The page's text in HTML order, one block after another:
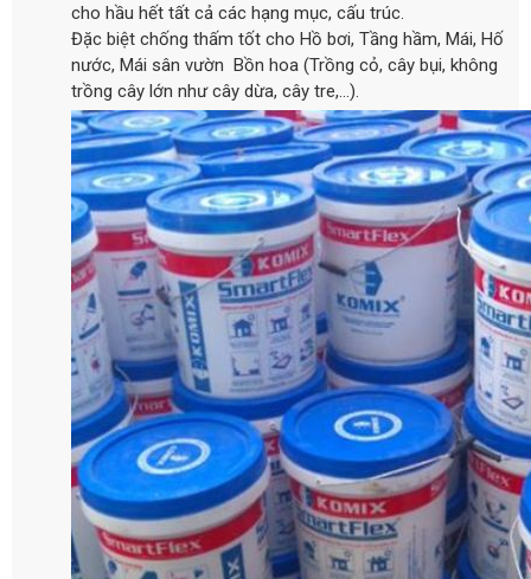
cho hầu hết tất cả các hạng mục, cấu trúc.
Đặc biệt chống thấm tốt cho Hồ bơi, Tầng hầm, Mái, Hố
nước, Mái sân vườn Bồn hoa (Trồng cỏ, cây bụi, không
trồng cây lớn như cây dừa, cây tre,...).